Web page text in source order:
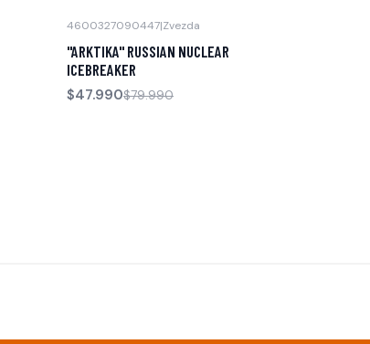
4600327090447|Zvezda
"ARKTIKA" RUSSIAN NUCLEAR
ICEBREAKER
$47.990$79.990